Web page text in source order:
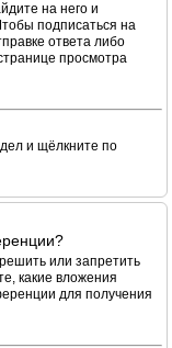
на него и
подписаться на
ответа либо
просмотра
и щёлкните по
или запретить
какие вложения
для получения